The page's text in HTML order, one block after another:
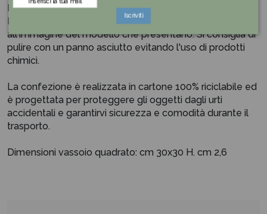
Fatto a mano, ogni pezzo è unico. I prodotti sono MADE
IN ITALY, le finiture possono subire variazioni rispetto
all'immagine del modello che presentano. Si consiglia di
pulire con un panno asciutto evitando l'uso di prodotti
chimici.
La confezione è realizzata in cartone 100% riciclabile ed
è progettata per proteggere gli oggetti dagli urti
accidentali e garantirvi sicurezza e comodità durante il
trasporto.
Dimensioni vassoio quadrato: cm 30x30 H. cm 2,6
Iscriviti